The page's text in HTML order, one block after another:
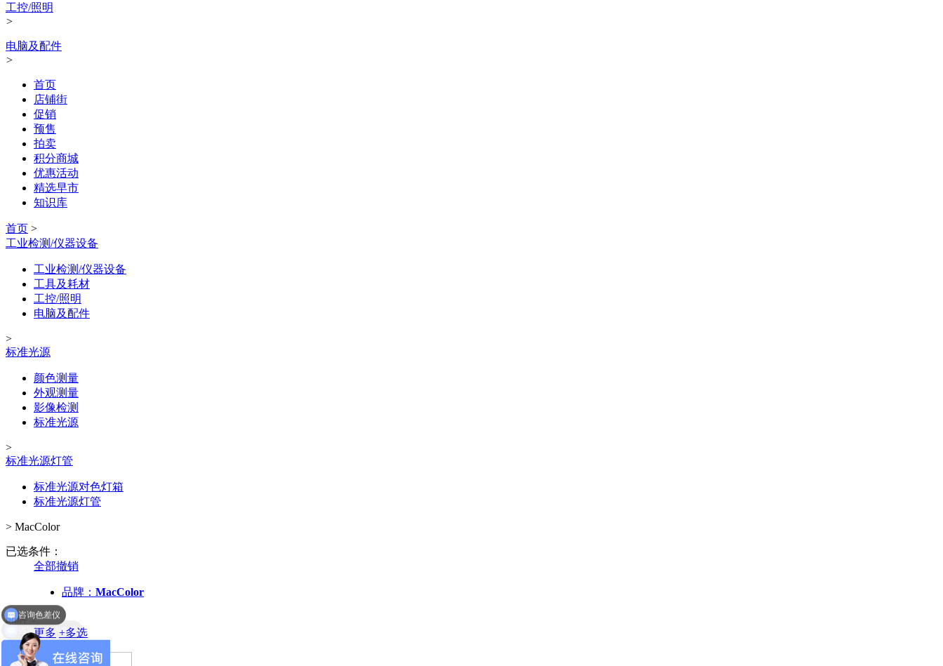
工控/照明
>
电脑及配件
>
首页
店铺街
促销
预售
拍卖
积分商城
优惠活动
精选早市
知识库
首页 >
工业检测/仪器设备
工业检测/仪器设备
工具及耗材
工控/照明
电脑及配件
>
标准光源
颜色测量
外观测量
影像检测
标准光源
>
标准光源灯管
标准光源对色灯箱
标准光源灯管
> MacColor
已选条件：
全部撤销
品牌： MacColor
品牌：
更多 +多选
咨询色差仪
咨询分光测色仪